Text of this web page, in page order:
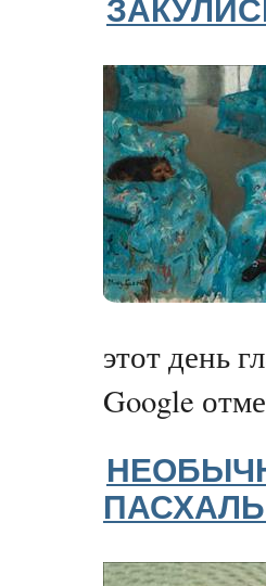
этот день
Google